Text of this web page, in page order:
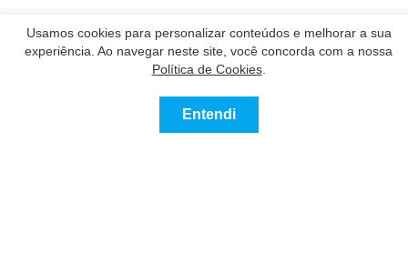
Nossos Parceiros
Usamos cookies para personalizar conteúdos e melhorar a sua
experiência. Ao navegar neste site, você concorda com a nossa
Política de Cookies.
Entendi